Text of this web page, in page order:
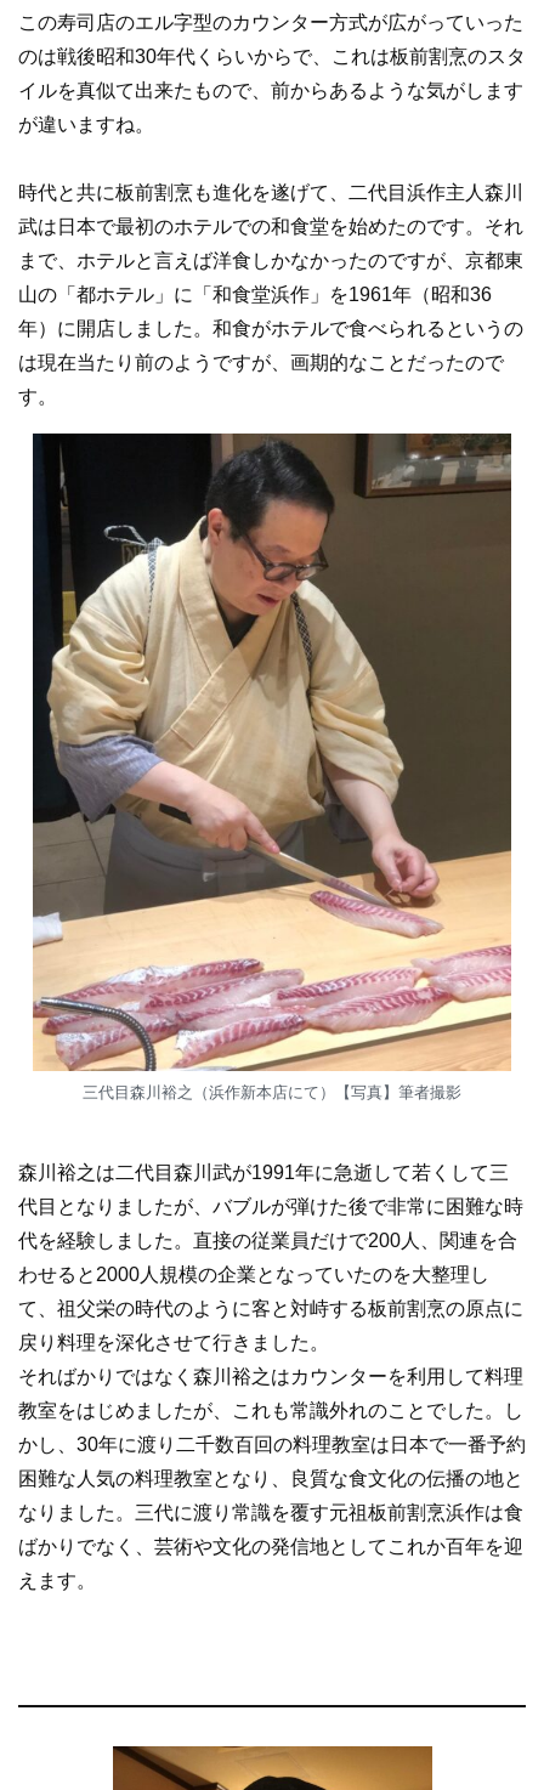
この寿司店のエル字型のカウンター方式が広がっていった
のは戦後昭和30年代くらいからで、これは板前割烹のスタ
イルを真似て出来たもので、前からあるような気がします
が違いますね。
時代と共に板前割烹も進化を遂げて、二代目浜作主人森川
武は日本で最初のホテルでの和食堂を始めたのです。それ
まで、ホテルと言えば洋食しかなかったのですが、京都東
山の「都ホテル」に「和食堂浜作」を1961年（昭和36
年）に開店しました。和食がホテルで食べられるというの
は現在当たり前のようですが、画期的なことだったので
す。
三代目森川裕之（浜作新本店にて）【写真】筆者撮影
森川裕之は二代目森川武が1991年に急逝して若くして三
代目となりましたが、バブルが弾けた後で非常に困難な時
代を経験しました。直接の従業員だけで200人、関連を合
わせると2000人規模の企業となっていたのを大整理し
て、祖父栄の時代のように客と対峙する板前割烹の原点に
戻り料理を深化させて行きました。
そればかりではなく森川裕之はカウンターを利用して料理
教室をはじめましたが、これも常識外れのことでした。し
かし、30年に渡り二千数百回の料理教室は日本で一番予約
困難な人気の料理教室となり、良質な食文化の伝播の地と
なりました。三代に渡り常識を覆す元祖板前割烹浜作は食
ばかりでなく、芸術や文化の発信地としてこれか百年を迎
えます。